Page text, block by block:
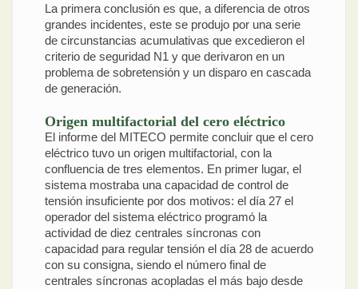
La primera conclusión es que, a diferencia de otros
grandes incidentes, este se produjo por una serie
de circunstancias acumulativas que excedieron el
criterio de seguridad N1 y que derivaron en un
problema de sobretensión y un disparo en cascada
de generación.
Origen multifactorial del cero eléctrico
El informe del MITECO permite concluir que el cero
eléctrico tuvo un origen multifactorial, con la
confluencia de tres elementos. En primer lugar, el
sistema mostraba una capacidad de control de
tensión insuficiente por dos motivos: el día 27 el
operador del sistema eléctrico programó la
actividad de diez centrales síncronas con
capacidad para regular tensión el día 28 de acuerdo
con su consigna, siendo el número final de
centrales síncronas acopladas el más bajo desde